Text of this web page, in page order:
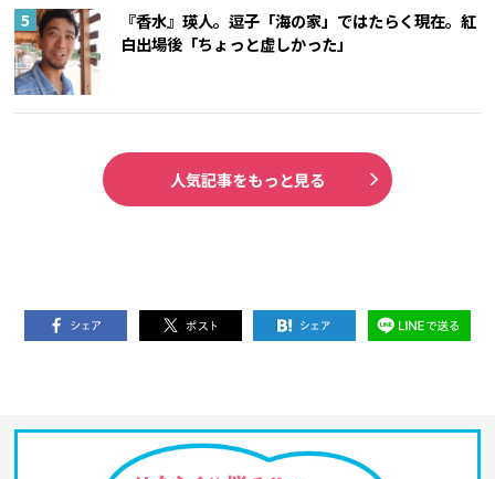
『香水』瑛人。逗子「海の家」ではたらく現在。紅
白出場後「ちょっと虚しかった」
人気記事をもっと見る